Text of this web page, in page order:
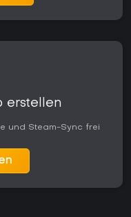
erstellen
und Steam-Sync frei